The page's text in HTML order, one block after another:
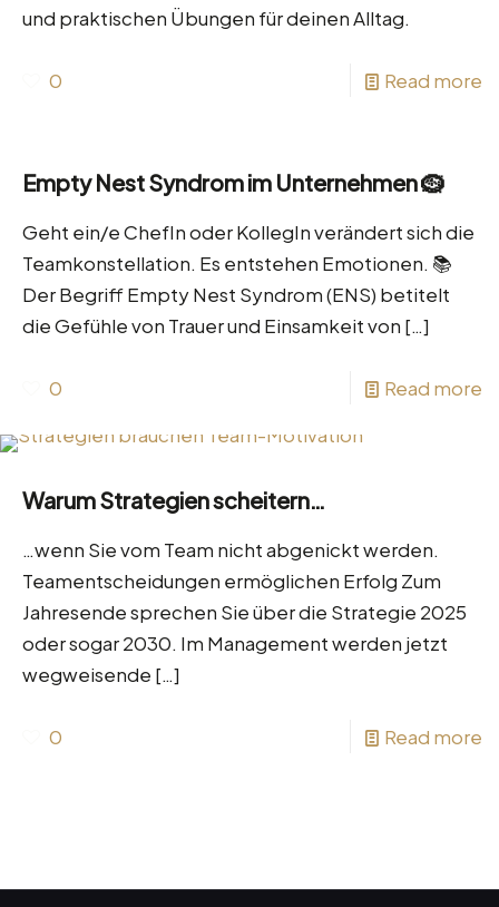
und praktischen Übungen für deinen Alltag.
0 Read more
Empty Nest Syndrom im Unternehmen 🪹
Geht ein/e ChefIn oder KollegIn verändert sich die
Teamkonstellation. Es entstehen Emotionen. 📚
Der Begriff Empty Nest Syndrom (ENS) betitelt
die Gefühle von Trauer und Einsamkeit von […]
0 Read more
Warum Strategien scheitern…
…wenn Sie vom Team nicht abgenickt werden.
Teamentscheidungen ermöglichen Erfolg Zum
Jahresende sprechen Sie über die Strategie 2025
oder sogar 2030. Im Management werden jetzt
wegweisende […]
0 Read more